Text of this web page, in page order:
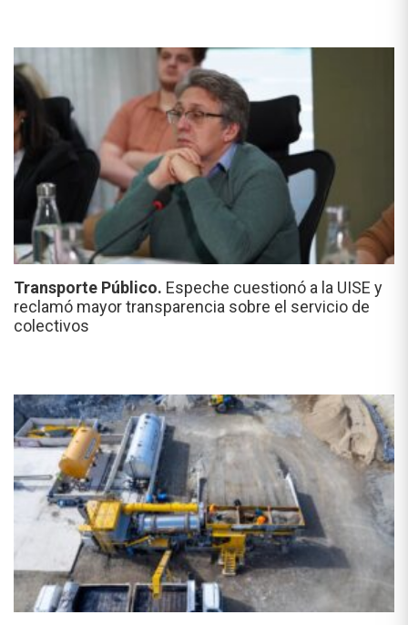
Transporte Público. Espeche cuestionó a la UISE y
reclamó mayor transparencia sobre el servicio de
colectivos